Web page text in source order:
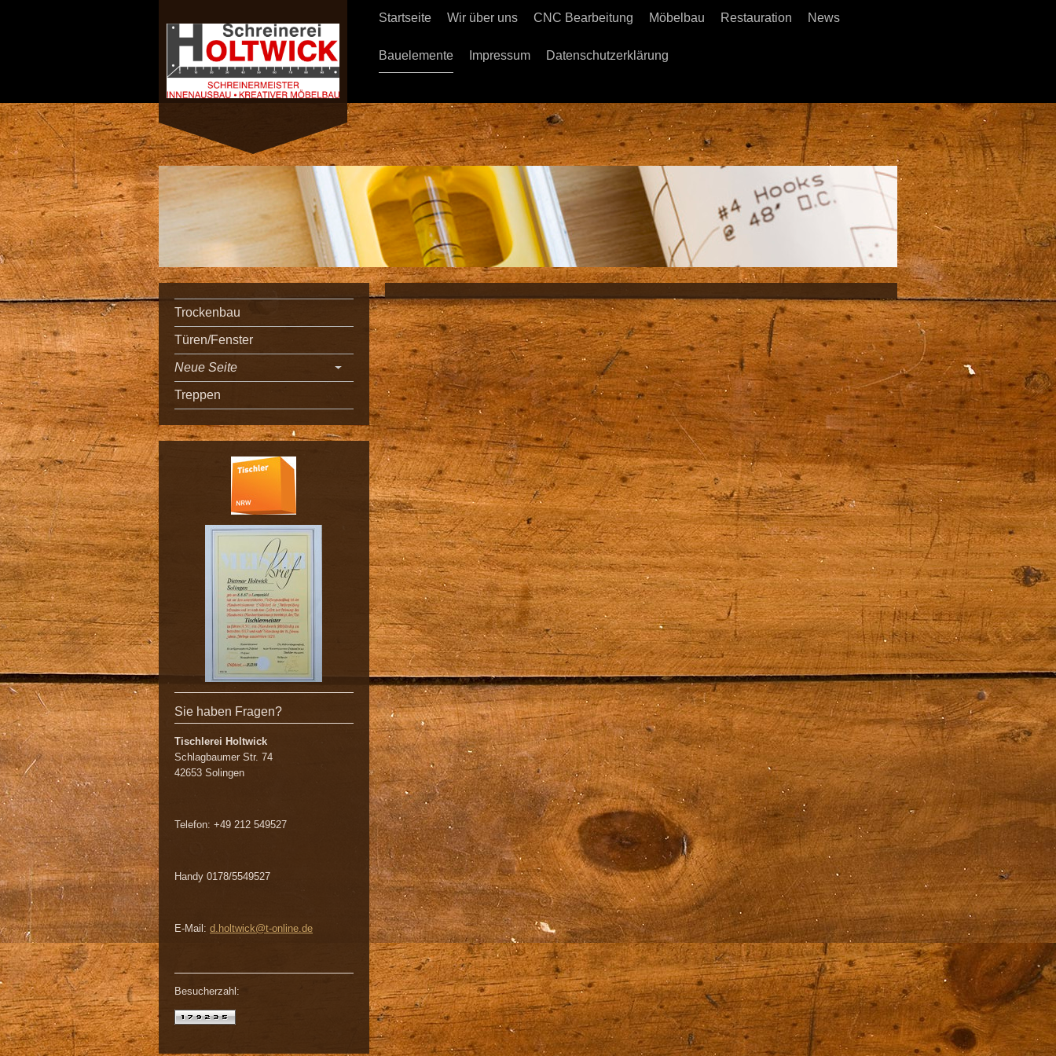
Startseite Wir über uns CNC Bearbeitung Möbelbau Restauration News
Bauelemente Impressum Datenschutzerklärung
Trockenbau
Türen/Fenster
Neue Seite
Treppen
Sie haben Fragen?
Tischlerei Holtwick
Schlagbaumer Str. 74
42653 Solingen
Telefon: +49 212 549527
Handy 0178/5549527
E-Mail: d.holtwick@t-online.de
Besucherzahl: